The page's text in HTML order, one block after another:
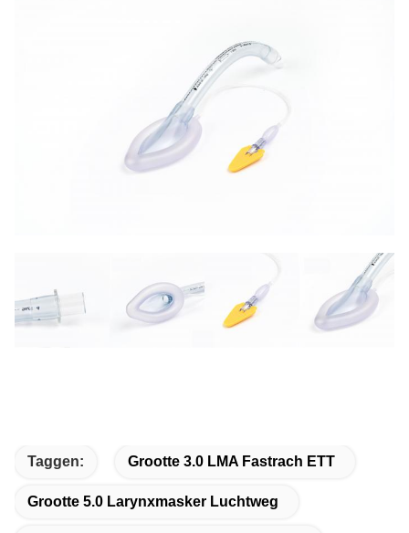
Taggen: Grootte 3.0 LMA Fastrach ETT
Grootte 5.0 Larynxmasker Luchtweg